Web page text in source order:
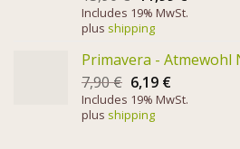
Includes 19% MwSt.
plus shipping
Primavera - Atmewohl
7,90€ 6,19 €
Includes 19% MwSt.
plus shipping